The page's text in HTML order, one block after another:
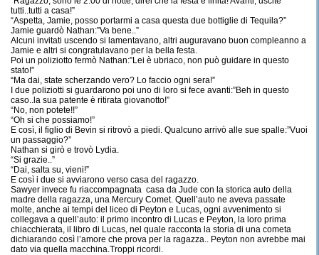
tutti..tutti a casa!”
“Aspetta, Jamie, posso portarmi a casa questa due bottiglie di Tequila?”
Jamie guardò Nathan:”Va bene..”
Alcuni invitati uscendo si lamentavano, altri auguravano buon compleanno a
Jamie e altri si congratulavano per la bella festa.
Poi un poliziotto fermò Nathan:”Lei è ubriaco, non può guidare in questo
stato!”
“Ma dai, state scherzando vero? Lo faccio ogni sera!”
I due poliziotti si guardarono poi uno di loro si fece avanti:”Beh in questo
caso..la sua patente è ritirata giovanotto!”
“No, non potete!!”
“Oh si che possiamo!”
E così, il figlio di Bevin si ritrovò a piedi. Qualcuno arrivò alle sue spalle:”Vuoi
un passaggio?”
Nathan si girò e trovò Lydia.
“Si grazie..”
“Dai, salta su, vieni!”
E così i due si avviarono verso casa del ragazzo.
Sawyer invece fu riaccompagnata casa da Jude con la storica auto della
madre della ragazza, una Mercury Comet. Quell’auto ne aveva passate
molte, anche ai tempi del liceo di Peyton e Lucas, ogni avvenimento si
collegava a quell’auto: il primo incontro di Lucas e Peyton, la loro prima
chiacchierata, il libro di Lucas, nel quale racconta la storia di una cometa
dichiarando così l’amore che prova per la ragazza.. Peyton non avrebbe mai
dato via quella macchina.Troppi ricordi.